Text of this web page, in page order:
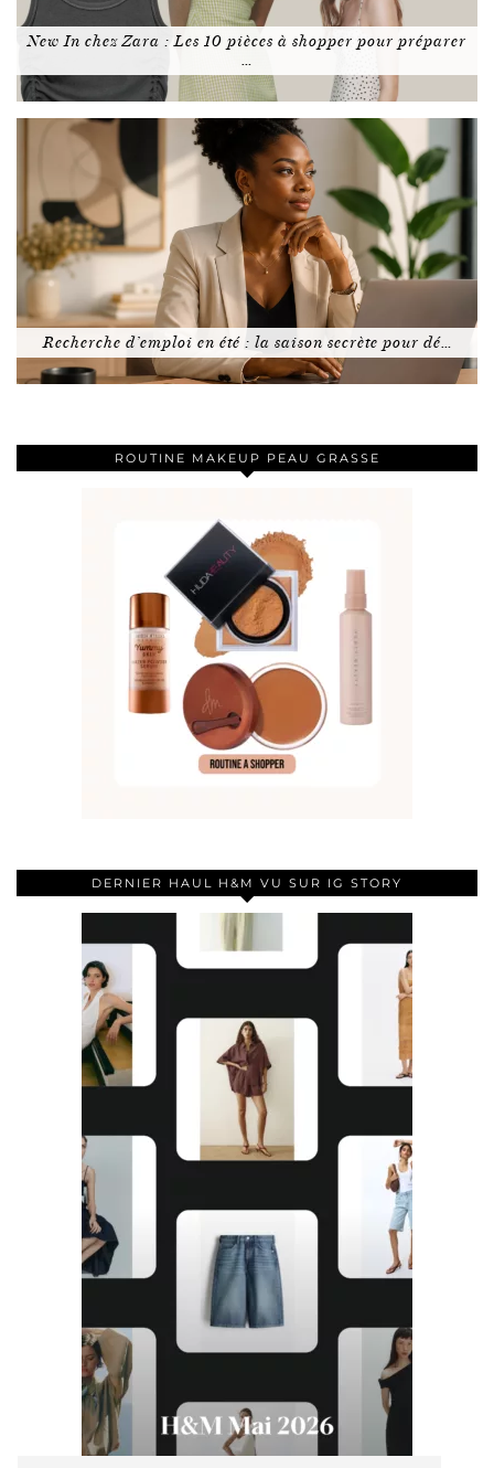
New In chez Zara : Les 10 pièces à shopper pour préparer
…
Recherche d’emploi en été : la saison secrète pour dé…
ROUTINE MAKEUP PEAU GRASSE
DERNIER HAUL H&M VU SUR IG STORY